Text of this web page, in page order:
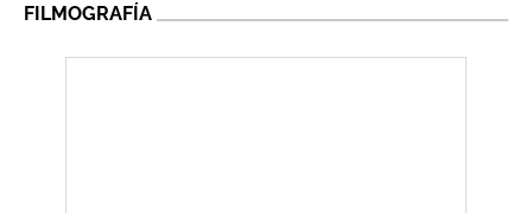
FILMOGRAFÍA